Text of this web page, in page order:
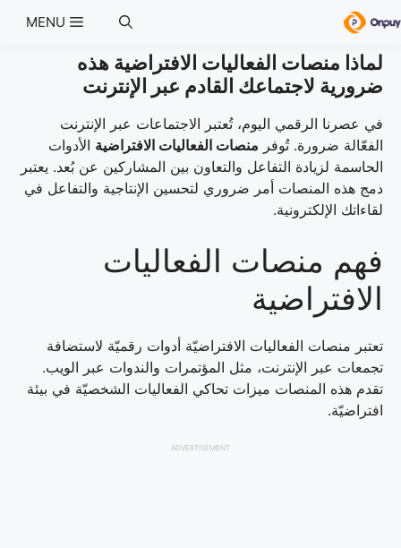
to
content
MENU
لماذا منصات الفعاليات الافتراضية هذه
ضرورية لاجتماعك القادم عبر الإنترنت
في عصرنا الرقمي اليوم، تُعتبر الاجتماعات عبر الإنترنت
الفعّالة ضرورة. تُوفر منصات الفعاليات الافتراضية الأدوات
الحاسمة لزيادة التفاعل والتعاون بين المشاركين عن بُعد. يعتبر
دمج هذه المنصات أمر ضروري لتحسين الإنتاجية والتفاعل في
لقاءاتك الإلكترونية.
فهم منصات الفعاليات
الافتراضية
تعتبر منصات الفعاليات الافتراضيّة أدوات رقميّة لاستضافة
تجمعات عبر الإنترنت، مثل المؤتمرات والندوات عبر الويب.
تقدم هذه المنصات ميزات تحاكي الفعاليات الشخصيّة في بيئة
افتراضيّة.
ADVERTISEMENT